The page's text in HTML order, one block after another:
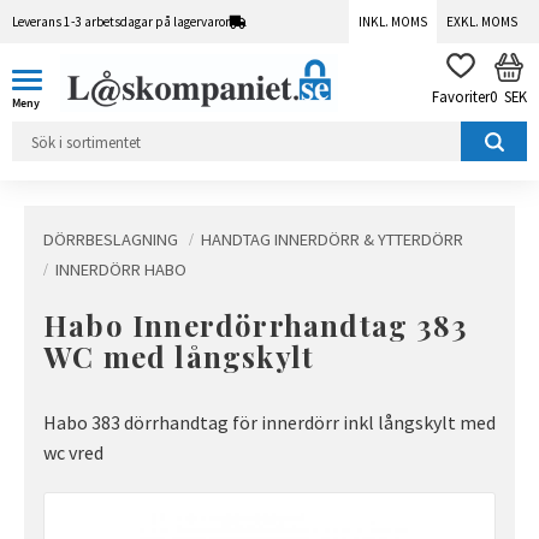
Leverans 1-3 arbetsdagar på lagervaror INKL. MOMS EXKL. MOMS
FAVORITER
0 SEK
DÖRRBESLAGNING
HANDTAG INNERDÖRR & YTTERDÖRR
INNERDÖRR HABO
Habo Innerdörrhandtag 383
WC med långskylt
Habo 383 dörrhandtag för innerdörr inkl långskylt med
wc vred